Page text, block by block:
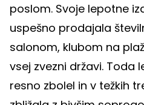
poslom. Svoje lepotne
uspešno prodajala
salonom, klubom na
vsej zvezni državi. Toda
resno zbolel in v težkih